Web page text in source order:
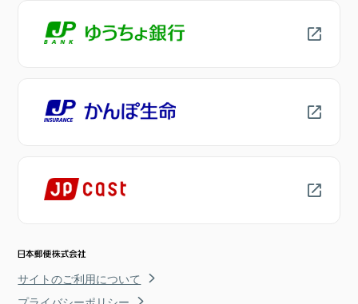
サイトのご利用について